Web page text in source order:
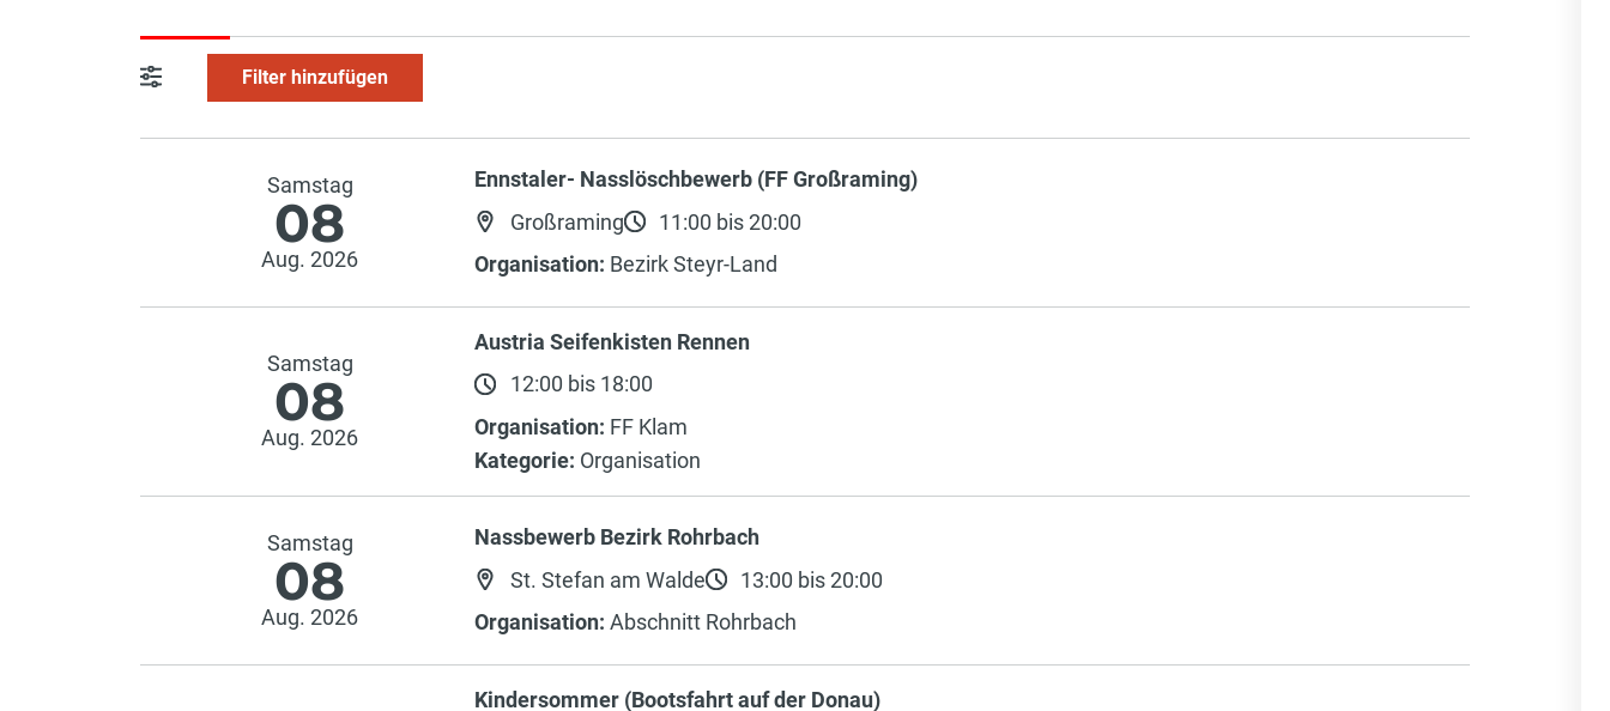
Filter hinzufügen
Samstag
08
Aug. 2026
Ennstaler- Nasslöschbewerb (FF Großraming)
Großraming
11:00 bis 20:00
Organisation: Bezirk Steyr-Land
Samstag
08
Aug. 2026
Austria Seifenkisten Rennen
12:00 bis 18:00
Organisation: FF Klam
Kategorie: Organisation
Samstag
08
Aug. 2026
Nassbewerb Bezirk Rohrbach
St. Stefan am Walde
13:00 bis 20:00
Organisation: Abschnitt Rohrbach
Kindersommer (Bootsfahrt auf der Donau)